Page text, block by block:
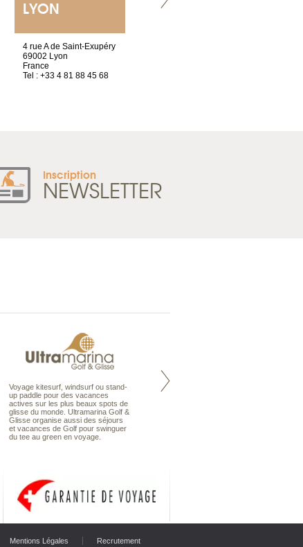
LYON
4 rue A de Saint-Exupéry
69002 Lyon
France
Tel : +33 4 81 88 45 68
Inscription
NEWSLETTER
Voyage kitesurf, windsurf ou stand-
up paddle pour des vacances
actives sur les plus beaux spots de
glisse du monde. Ultramarina Golf &
Glisse organise aussi des séjours
et vacances de Golf pour swinguer
du tee au green en voyage.
Maldives à la Carte propose tous
Mentions Légales
Recrutement